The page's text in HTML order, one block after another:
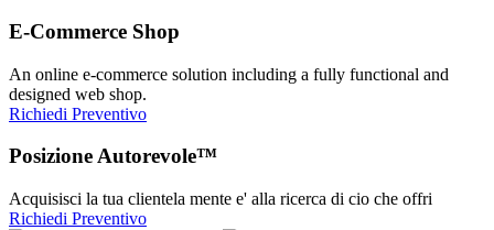
E-Commerce Shop
An online e-commerce solution including a fully functional and
designed web shop.
Richiedi Preventivo
Posizione Autorevole™
Acquisisci la tua clientela mente e' alla ricerca di cio che offri
Richiedi Preventivo